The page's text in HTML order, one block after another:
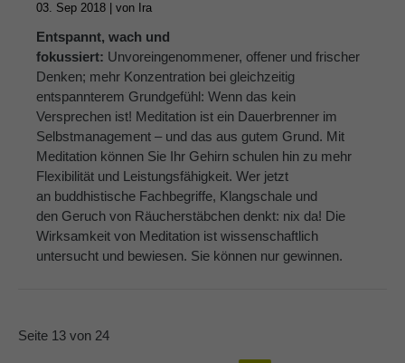
03. Sep 2018 | von Ira
Entspannt, wach und
fokussiert: Unvoreingenommener, offener und frischer
Denken; mehr Konzentration bei gleichzeitig
entspannterem Grundgefühl: Wenn das kein
Versprechen ist! Meditation ist ein Dauerbrenner im
Selbstmanagement – und das aus gutem Grund. Mit
Meditation können Sie Ihr Gehirn schulen hin zu mehr
Flexibilität und Leistungsfähigkeit. Wer jetzt
an buddhistische Fachbegriffe, Klangschale und
den Geruch von Räucherstäbchen denkt: nix da! Die
Wirksamkeit von Meditation ist wissenschaftlich
untersucht und bewiesen. Sie können nur gewinnen.
Seite 13 von 24